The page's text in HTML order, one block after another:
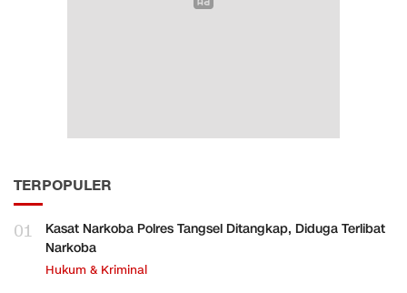
TERPOPULER
01
Kasat Narkoba Polres Tangsel Ditangkap, Diduga Terlibat
Narkoba
Hukum & Kriminal